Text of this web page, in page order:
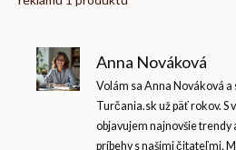
Anna Nováková
Volám sa Anna Nováková
Turčania.sk už päť rokov. S
objavujem najnovšie trendy
príbehy s našimi čitateľmi.